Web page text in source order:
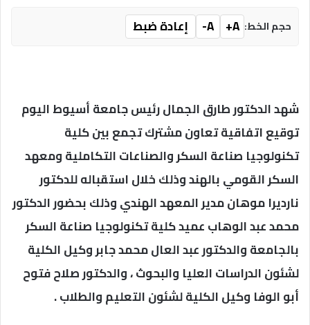
حجم الخط: A+
A- إعادة ضبط
شهد الدكتور طارق الجمال رئيس جامعة أسيوط اليوم
توقيع اتفاقية تعاون مشترك تجمع بين كلية
تكنولوجيا صناعة السكر والصناعات التكاملية ومعهد
السكر القومي بالهند وذلك خلال استقباله للدكتور
نارديرا موهان مدير المعهد الهندي وذلك بحضور الدكتور
محمد عبد الوهاب عميد كلية تكنولوجيا صناعة السكر
بالجامعة والدكتور عبد العال محمد جابر وكيل الكلية
لشئون الدراسات العليا والبحوث ، والدكتور صلاح فتوح
أبو الوفا وكيل الكلية لشئون التعليم والطلاب .